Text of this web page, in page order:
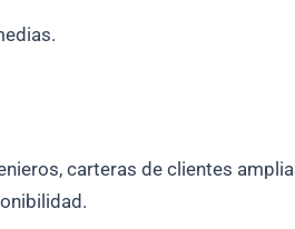
carteras de clientes